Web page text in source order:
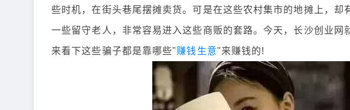
些时机，在街头巷尾摆摊卖货。可是在这些农村集市的地摊上，却
一些留守老人，非常容易进入这些商贩的套路。今天，长沙创业网
来看下这些骗子都是靠哪些"赚钱生意"来赚钱的!